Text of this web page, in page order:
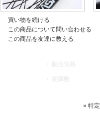
買い物を続ける
この商品について問い合わせる
この商品を友達に教える
» 特